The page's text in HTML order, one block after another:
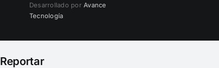
Desarrollado porAvance
Tecnología
Reportar